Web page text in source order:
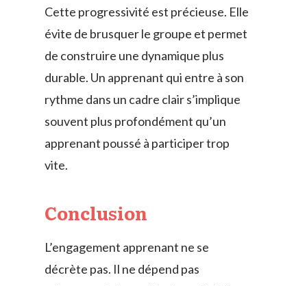
Cette progressivité est précieuse. Elle
évite de brusquer le groupe et permet
de construire une dynamique plus
durable. Un apprenant qui entre à son
rythme dans un cadre clair s’implique
souvent plus profondément qu’un
apprenant poussé à participer trop
vite.
Conclusion
L’engagement apprenant ne se
décrète pas. Il ne dépend pas